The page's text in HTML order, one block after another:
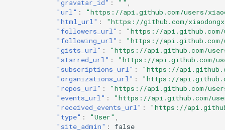
"gravatar_id" : ""
"url" :
"https://api.github.com/users/
"html_url" :
"https://github.com/
"followers_url" :
"https://api.github.com/
"following_url" :
"https://api.github.com/
"gists_url" :
"https://api.github.com/
"starred_url" :
"https://api.github.com/
"subscriptions_url" :
"https://
"organizations_url" :
"https://
"repos_url" :
"https://api.github.com/
"events_url" :
"https://api.github.com/
"received_events_url" :
"https://
"type" : "User"
"site_admin" :
false